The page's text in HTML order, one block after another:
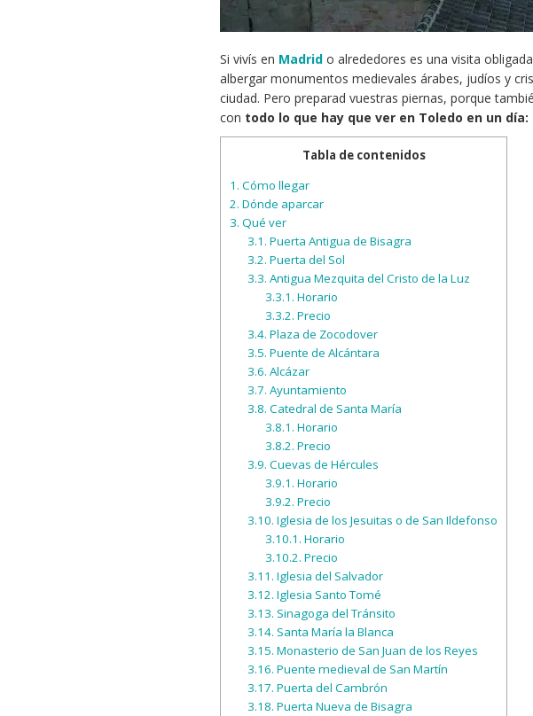
Si vivís en Madrid o alrededores es una visita
albergar monumentos medievales árabes, judíos y
ciudad. Pero preparad vuestras piernas, porque
con todo lo que hay que ver en Toledo en un día:
Tabla de contenidos
1. Cómo llegar
2. Dónde aparcar
3. Qué ver
3.1. Puerta Antigua de Bisagra
3.2. Puerta del Sol
3.3. Antigua Mezquita del Cristo de la Luz
3.3.1. Horario
3.3.2. Precio
3.4. Plaza de Zocodover
3.5. Puente de Alcántara
3.6. Alcázar
3.7. Ayuntamiento
3.8. Catedral de Santa María
3.8.1. Horario
3.8.2. Precio
3.9. Cuevas de Hércules
3.9.1. Horario
3.9.2. Precio
3.10. Iglesia de los Jesuitas o de San Ildefonso
3.10.1. Horario
3.10.2. Precio
3.11. Iglesia del Salvador
3.12. Iglesia Santo Tomé
3.13. Sinagoga del Tránsito
3.14. Santa María la Blanca
3.15. Monasterio de San Juan de los Reyes
3.16. Puente medieval de San Martín
3.17. Puerta del Cambrón
3.18. Puerta Nueva de Bisagra